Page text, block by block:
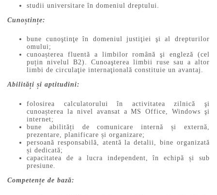
studii universitare în domeniul dreptului.
Cunoștințe:
bune cunoştinţe în domeniul justiţiei şi al drepturilor
omului;
cunoașterea fluentă a limbilor română şi engleză (cel
puțin nivelul B2). Cunoaşterea limbii ruse sau a altor
limbi de circulaţie internaţională constituie un avantaj.
Abilități și aptitudini:
folosirea calculatorului în activitatea zilnică şi
cunoașterea la nivel avansat a MS Office, Windows şi
internet;
bune abilități de comunicare internă și externă,
prezentare, planificare și organizare;
persoană responsabilă, atentă la detalii, bine organizată
și dedicată;
capacitatea de a lucra independent, în echipă și sub
presiune.
Competențe de bază: